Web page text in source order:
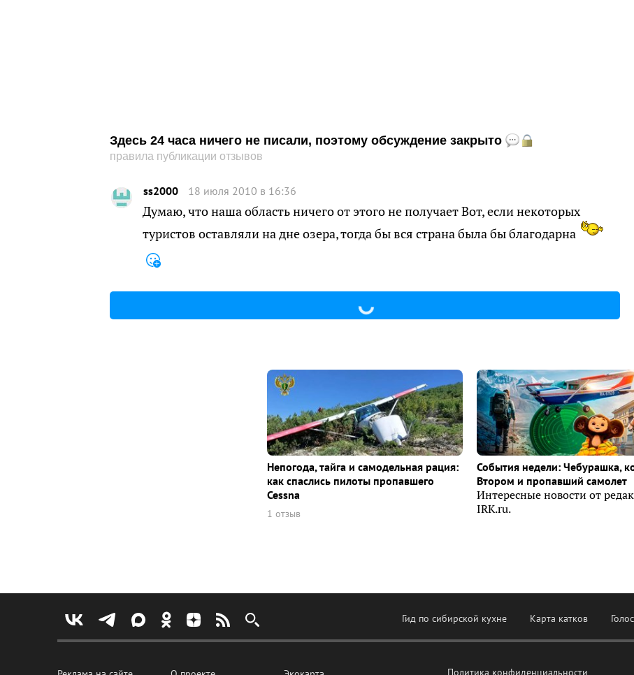
Здесь 24 часа ничего не писали, поэтому обсуждение закрыто
правила публикации отзывов
ss2000 18 июля 2010 в 16:36
Думаю, что наша область ничего от этого не получает Вот, если некоторых
туристов оставляли на дне озера, тогда бы вся страна была бы благодарна
Непогода, тайга и самодельная рация:
как спаслись пилоты пропавшего
Cessna
1 отзыв
События недели: Чебурашка,
Втором и пропавший самолет
Интересные новости от
IRK.ru.
Гид по сибирской кухне Карта катков
Политика конфиденциальности